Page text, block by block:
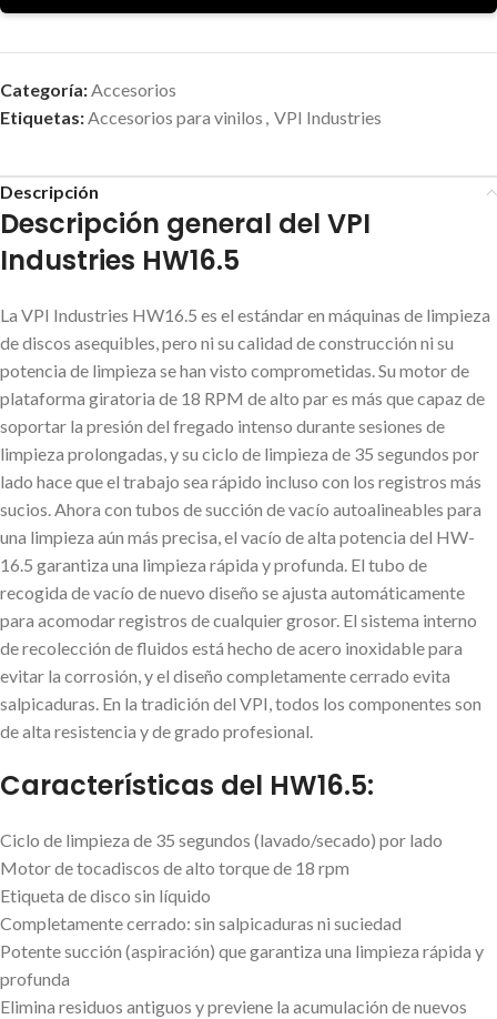
Categoría:Accesorios
Etiquetas:Accesorios para vinilos , VPI Industries
Descripción
Descripción general del VPI
Industries HW16.5
La VPI Industries HW16.5 es el estándar en máquinas de limpieza
de discos asequibles, pero ni su calidad de construcción ni su
potencia de limpieza se han visto comprometidas. Su motor de
plataforma giratoria de 18 RPM de alto par es más que capaz de
soportar la presión del fregado intenso durante sesiones de
limpieza prolongadas, y su ciclo de limpieza de 35 segundos por
lado hace que el trabajo sea rápido incluso con los registros más
sucios. Ahora con tubos de succión de vacío autoalineables para
una limpieza aún más precisa, el vacío de alta potencia del HW-
16.5 garantiza una limpieza rápida y profunda. El tubo de
recogida de vacío de nuevo diseño se ajusta automáticamente
para acomodar registros de cualquier grosor. El sistema interno
de recolección de fluidos está hecho de acero inoxidable para
evitar la corrosión, y el diseño completamente cerrado evita
salpicaduras. En la tradición del VPI, todos los componentes son
de alta resistencia y de grado profesional.
Características del HW16.5:
Ciclo de limpieza de 35 segundos (lavado/secado) por lado
Motor de tocadiscos de alto torque de 18 rpm
Etiqueta de disco sin líquido
Completamente cerrado: sin salpicaduras ni suciedad
Potente succión (aspiración) que garantiza una limpieza rápida y
profunda
Elimina residuos antiguos y previene la acumulación de nuevos